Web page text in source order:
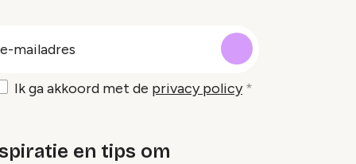
Ik ga akkoord met de privacy policy
en tips om